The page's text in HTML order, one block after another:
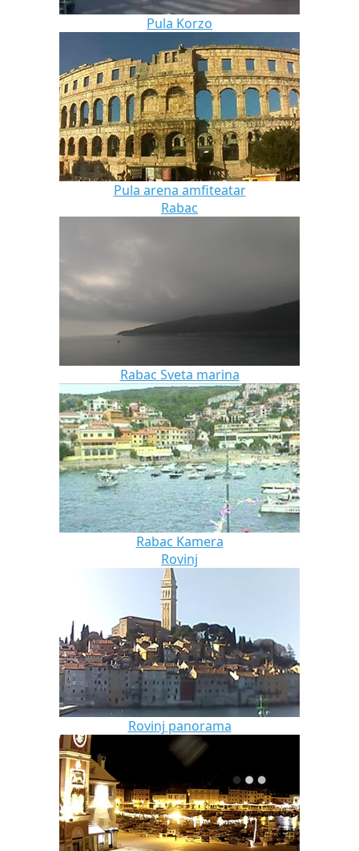
Pula Korzo
Pula arena amfiteatar
Rabac
Rabac Sveta marina
Rabac Kamera
Rovinj
Rovinj panorama